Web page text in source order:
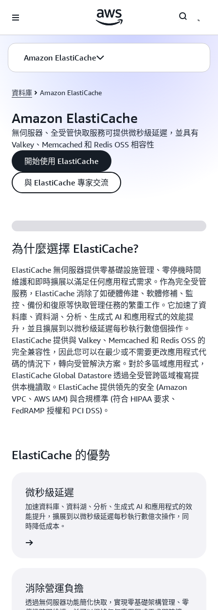
Amazon ElastiCache
資料庫 Amazon ElastiCache
Amazon ElastiCache
無伺服器、全受管快取服務可提供微秒級延遲，並具有
Valkey、Memcached 和 Redis OSS 相容性
開始使用 ElastiCache
與 ElastiCache 專家交流
為什麼選擇 ElastiCache?
ElastiCache 無伺服器提供零基礎設施管理、零停機時間
維護和即時擴展以滿足任何應用程式需求。作為完全受管
服務，ElastiCache 消除了如硬體佈建、軟體修補、監
控、備份和復原等快取管理任務的繁重工作。它加速了資
料庫、資料湖、分析、生成式 AI 和應用程式的效能提
升，並且擴展到以微秒級延遲每秒執行數億個操作。
ElastiCache 提供與 Valkey、Memcached 和 Redis OSS 的
完全兼容性，因此您可以在最少或不需要更改應用程式代
碼的情況下，轉向受管解決方案。對於多區域應用程式，
ElastiCache Global Datastore 透過全受管跨區域複寫提
供本機讀取。ElastiCache 提供領先的安全 (Amazon
VPC、AWS IAM) 與合規標準 (符合 HIPAA 要求、
FedRAMP 授權和 PCI DSS)。
ElastiCache 的優勢
微秒級延遲
加速資料庫、資料湖、分析、生成式 AI 和應用程式的效
能提升，擴展到以微秒級延遲每秒執行數億次操作，同
時降低成本。
消除營運負擔
透過無伺服器功能簡化快取，實現零基礎架構管理、零